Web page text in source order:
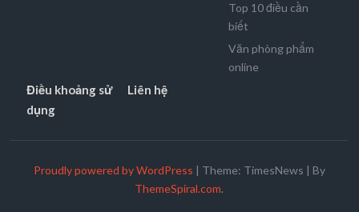
Top 10 điều cần
biết
Văn phòng phẩm
online
Điều khoảng sử
dụng
Liên hệ
Proudly powered by WordPress | Theme: TimesNews | By
ThemeSpiral.com.